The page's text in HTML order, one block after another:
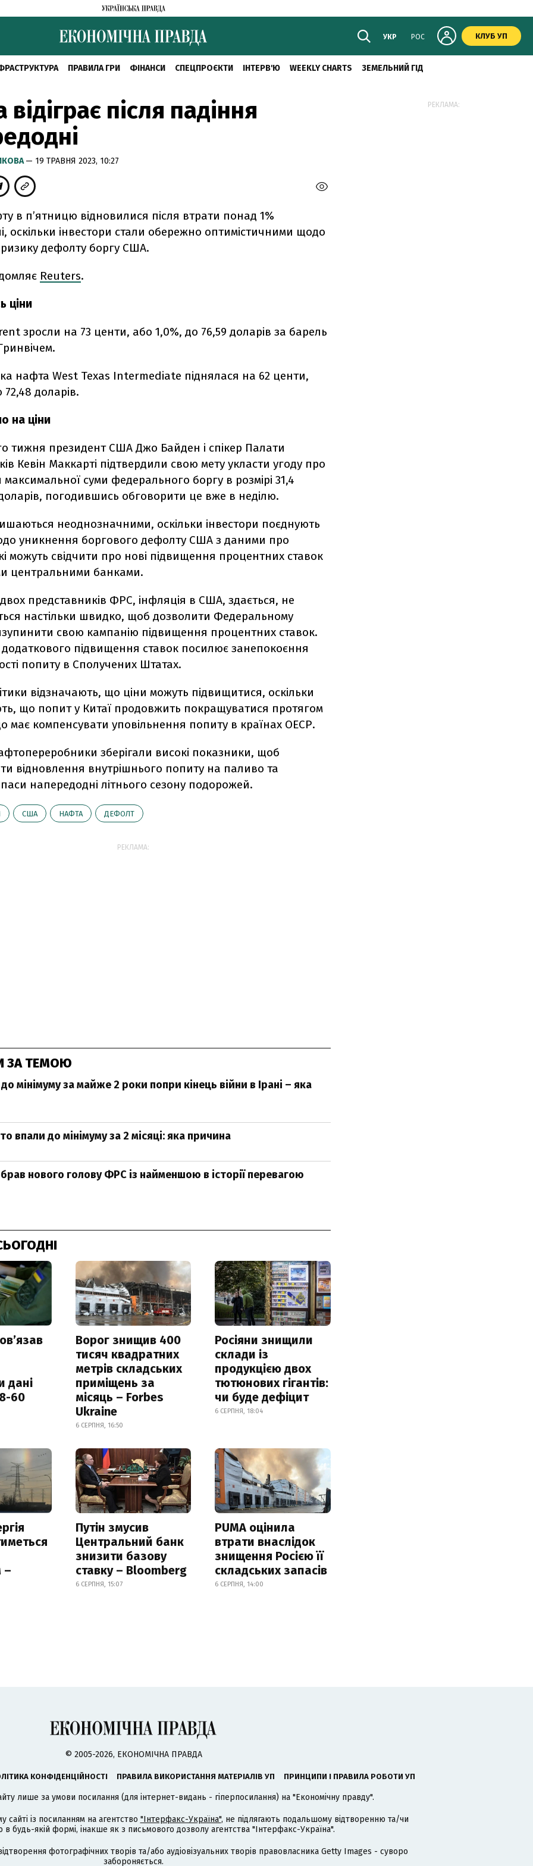
УКР РОС КЛУБ УП
ПРАВИЛА ГРИ ФІНАНСИ СПЕЦПРОЄКТИ ІНТЕРВ'Ю WEEKLY CHARTS ЗЕМЕЛЬНИЙ ГІД
після падіння
— 19 ТРАВНЯ 2023, 10:27
в п’ятницю відновилися після втрати понад 1%
оскільки інвестори стали обережно оптимістичними щодо
дефолту боргу США.
Reuters.
ціни
зросли на 73 центи, або 1,0%, до 76,59 доларів за барель
нафта West Texas Intermediate піднялася на 62 центи,
доларів.
на ціни
тижня президент США Джо Байден і спікер Палати
Кевін Маккарті підтвердили свою мету укласти угоду про
суми федерального боргу в розмірі 31,4
погодившись обговорити це вже в неділю.
неоднозначними, оскільки інвестори поєднують
уникнення боргового дефолту США з даними про
можуть свідчити про нові підвищення процентних ставок
центральними банками.
представників ФРС, інфляція в США, здається, не
настільки швидко, щоб дозволити Федеральному
свою кампанію підвищення процентних ставок.
підвищення ставок посилює занепокоєння
попиту в Сполучених Штатах.
відзначають, що ціни можуть підвищитися, оскільки
що попит у Китаї продовжить покращуватися протягом
має компенсувати уповільнення попиту в країнах ОЕСР.
зберігали високі показники, щоб
відновлення внутрішнього попиту на паливо та
напередодні літнього сезону подорожей.
США НАФТА ДЕФОЛТ
РЕКЛАМА:
ЗА ТЕМОЮ
до мінімуму за майже 2 роки попри кінець війни в Ірані – яка
впали до мінімуму за 2 місяці: яка причина
нового голову ФРС із найменшою в історії перевагою
дані
60
Ворог знищив 400
тисяч квадратних
метрів складських
приміщень за
місяць – Forbes
Ukraine
6 СЕРПНЯ, 16:50
Росіяни знищили
склади із
продукцією двох
тютюнових гігантів:
чи буде дефіцит
6 СЕРПНЯ, 18:04
–
Путін змусив
Центральний банк
знизити базову
ставку – Bloomberg
6 СЕРПНЯ, 15:07
PUMA оцінила
втрати внаслідок
знищення Росією її
складських запасів
6 СЕРПНЯ, 14:00
РЕКЛАМА:
© 2005-2026, ЕКОНОМІЧНА ПРАВДА
КОНФІДЕНЦІЙНОСТІ ПРАВИЛА ВИКОРИСТАННЯ МАТЕРІАЛІВ УП ПРИНЦИПИ І ПРАВИЛА РОБОТИ УП
лише за умови посилання (для інтернет-видань - гіперпосилання) на "Економічну правду".
сайті із посиланням на агентство "Інтерфакс-Україна", не підлягають подальшому відтворенню та/чи
будь-якій формі, інакше як з письмового дозволу агентства "Інтерфакс-Україна".
фотографічних творів та/або аудіовізуальних творів правовласника Getty Images - суворо
забороняється.